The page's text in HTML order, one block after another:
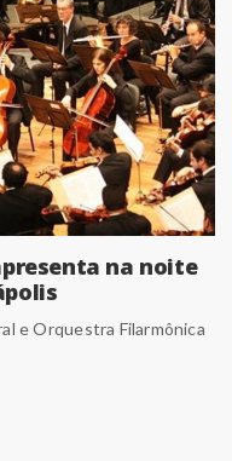
na noite
e Orquestra Filarmônica